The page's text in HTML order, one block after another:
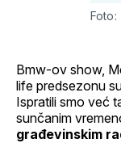
Foto:
Bmw-ov show,
life predsezonu
Ispratili smo već
sunčanim
građevinskim